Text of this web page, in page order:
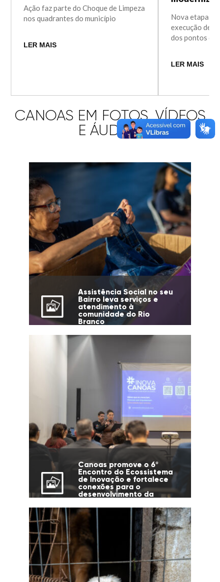
Ação faz parte do Choque de Limpeza
nos quadrantes do município
LER MAIS
Nova etapa
execução de
dos pontos de
LER MAIS
CANOAS EM FOTOS, VÍDEOS
E ÁUDIOS
Assistência Social no seu
Bairro leva serviços e
atendimento à
comunidade do Rio
Branco
Canoas promove o 6º
Encontro do Ecossistema
de Inovação e fortalece
conexões para o
desenvolvimento da